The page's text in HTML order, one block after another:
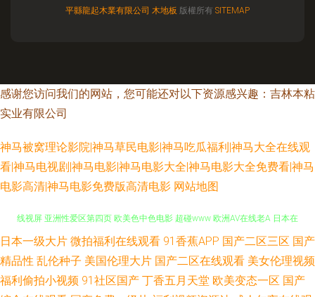
平縣龍起木業有限公司 木地板 版權所有 SITEMAP
感谢您访问我们的网站，您可能还对以下资源感兴趣：吉林本粘
实业有限公司
神马被窝理论影院|神马草民电影|神马吃瓜福利|神马大全在线观
看|神马电视剧|神马电影|神马电影大全|神马电影大全免费看|神马
电影高清|神马电影免费版高清电影 网站地图
国产精品乱子伦 久操超碰 黑丝巨乳极品 丝袜足交在线 超碰在线91站 超碰在
线视屏 亚洲性爱区第四页 欧美色中色电影 超碰www 欧洲AV在线老A 日本在
日本一级大片 微拍福利在线观看 91香蕉APP 国产二区三区 国产
精品性 乱伦种子 美国伦理大片 国产二区在线观看 美女伦理视频
福利偷拍小视频 91社区国产 丁香五月天堂 欧美变态一区 国产